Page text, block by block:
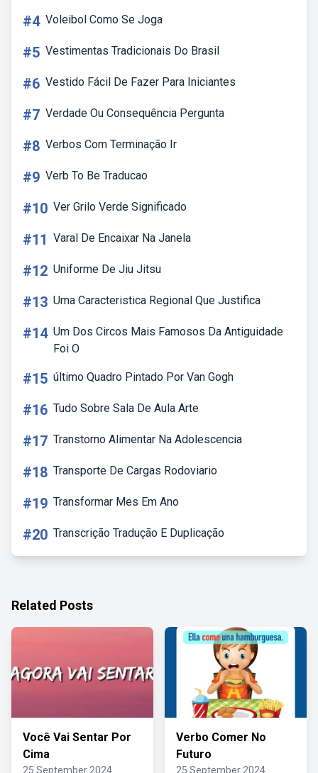
#4 Voleibol Como Se Joga
#5 Vestimentas Tradicionais Do Brasil
#6 Vestido Fácil De Fazer Para Iniciantes
#7 Verdade Ou Consequência Pergunta
#8 Verbos Com Terminação Ir
#9 Verb To Be Traducao
#10 Ver Grilo Verde Significado
#11 Varal De Encaixar Na Janela
#12 Uniforme De Jiu Jitsu
#13 Uma Caracteristica Regional Que Justifica
#14 Um Dos Circos Mais Famosos Da Antiguidade
Foi O
#15 último Quadro Pintado Por Van Gogh
#16 Tudo Sobre Sala De Aula Arte
#17 Transtorno Alimentar Na Adolescencia
#18 Transporte De Cargas Rodoviario
#19 Transformar Mes Em Ano
#20 Transcrição Tradução E Duplicação
Related Posts
Você Vai Sentar Por
Cima
25 September 2024
Verbo Comer No
Futuro
25 September 2024